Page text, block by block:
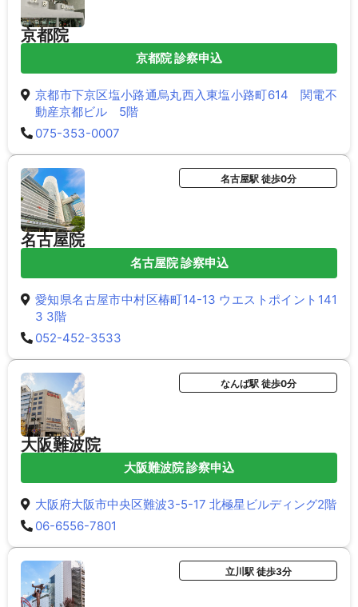
京都院
京都院 診察申込
京都市下京区塩小路通烏丸西入東塩小路町614 関電不
動産京都ビル 5階
075-353-0007
名古屋院
名古屋駅 徒歩0分
名古屋院 診察申込
愛知県名古屋市中村区椿町14-13 ウエストポイント141
3 3階
052-452-3533
大阪難波院
なんば駅 徒歩0分
大阪難波院 診察申込
大阪府大阪市中央区難波3-5-17 北極星ビルディング2階
06-6556-7801
立川駅 徒歩3分